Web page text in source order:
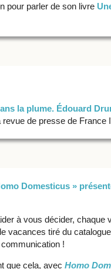
pour parler de son livre
la plume. Édouard
de presse de France
Domesticus »
à vous décider, chaque
vacances tiré du
!
que cela, avec Homo